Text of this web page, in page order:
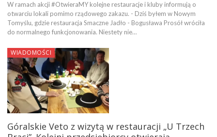
W ramach akcji #OtwieraMY kolejne restauracje i kluby informują o
otwarciu lokali pomimo rządowego zakazu. - Dziś byłem w Nowym
Tomyślu, gdzie restauracja Smaczne Jadło - Bogusława Prosół wróciła
do normalnego funkcjonowania. Niestety nie…
WIADOMOŚCI
Góralskie Veto z wizytą w restauracji „U Trzech